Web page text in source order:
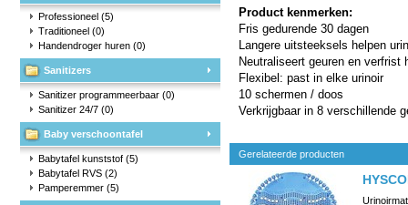
Professioneel (5)
Traditioneel (0)
Handendroger huren (0)
Sanitizers
Sanitizer programmeerbaar (0)
Sanitizer 24/7 (0)
Baby verschoontafel
Babytafel kunststof (5)
Babytafel RVS (2)
Pamperemmer (5)
Product kenmerken:
Fris gedurende 30 dagen
Langere uitsteeksels helpen
Neutraliseert geuren en verfrist
Flexibel: past in elke urinoir
10 schermen / doos
Verkrijgbaar in 8 verschillende
Gerelateerde producten